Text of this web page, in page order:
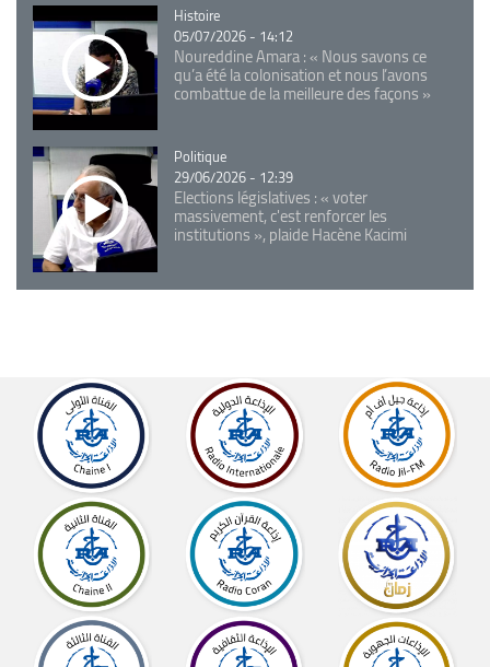
Catégorie
Histoire
05/07/2026 - 14:12
Noureddine Amara : « Nous savons ce
qu’a été la colonisation et nous l’avons
combattue de la meilleure des façons »
Catégorie
Politique
29/06/2026 - 12:39
Elections législatives : « voter
massivement, c'est renforcer les
institutions », plaide Hacène Kacimi